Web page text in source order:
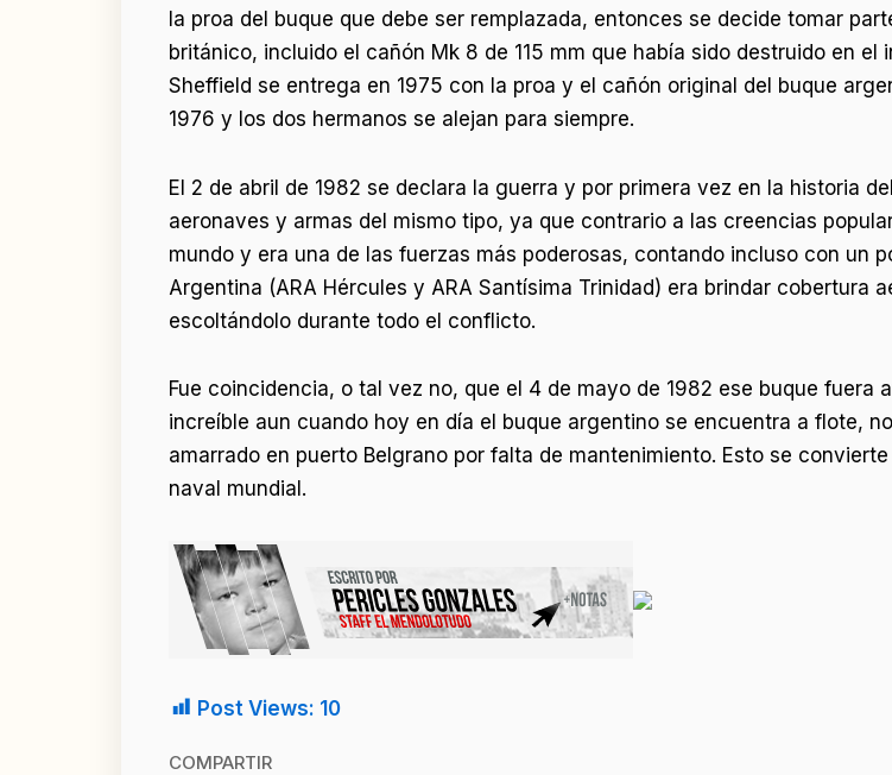
la proa del buque que debe ser remplazada, entonces se decide tomar
británico, incluido el cañón Mk 8 de 115 mm que había sido destruido en
Sheffield se entrega en 1975 con la proa y el cañón original del buque
1976 y los dos hermanos se alejan para siempre.
El 2 de abril de 1982 se declara la guerra y por primera vez en la historia
aeronaves y armas del mismo tipo, ya que contrario a las creencias
mundo y era una de las fuerzas más poderosas, contando incluso con un
Argentina (ARA Hércules y ARA Santísima Trinidad) era brindar cobertura
escoltándolo durante todo el conflicto.
Fue coincidencia, o tal vez no, que el 4 de mayo de 1982 ese buque
increíble aun cuando hoy en día el buque argentino se encuentra a flote,
amarrado en puerto Belgrano por falta de mantenimiento. Esto se
naval mundial.
Post Views: 10
COMPARTIR